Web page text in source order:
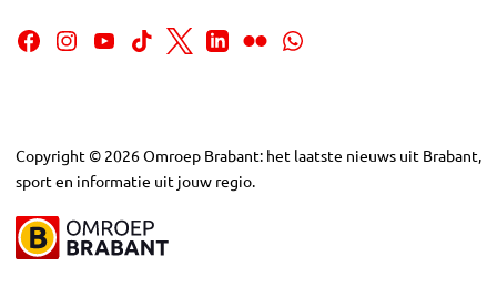
Copyright © 2026Omroep Brabant: het laatste nieuws uit Brabant,
sport en informatie uit jouw regio.